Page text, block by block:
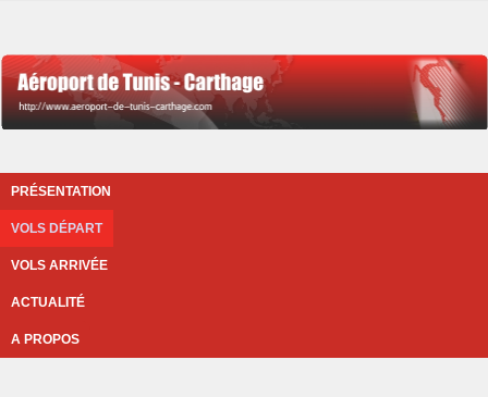
PRÉSENTATION
VOLS DÉPART
VOLS ARRIVÉE
ACTUALITÉ
A PROPOS